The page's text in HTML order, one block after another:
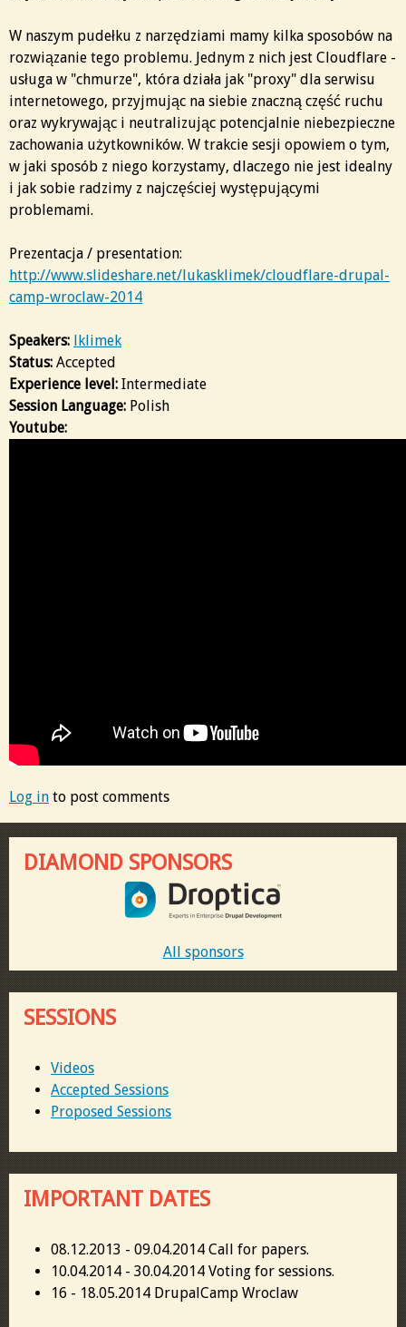
W naszym pudełku z narzędziami mamy kilka sposobów na
rozwiązanie tego problemu. Jednym z nich jest Cloudflare -
usługa w "chmurze", która działa jak "proxy" dla serwisu
internetowego, przyjmując na siebie znaczną część ruchu
oraz wykrywając i neutralizując potencjalnie niebezpieczne
zachowania użytkowników. W trakcie sesji opowiem o tym,
w jaki sposób z niego korzystamy, dlaczego nie jest idealny
i jak sobie radzimy z najczęściej występującymi
problemami.
Prezentacja / presentation:
http://www.slideshare.net/lukasklimek/cloudflare-drupal-
camp-wroclaw-2014
Speakers: lklimek
Status: Accepted
Experience level: Intermediate
Session Language: Polish
Youtube:
Log in to post comments
DIAMOND SPONSORS
All sponsors
SESSIONS
Videos
Accepted Sessions
Proposed Sessions
IMPORTANT DATES
08.12.2013 - 09.04.2014 Call for papers.
10.04.2014 - 30.04.2014 Voting for sessions.
16 - 18.05.2014 DrupalCamp Wroclaw